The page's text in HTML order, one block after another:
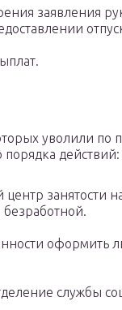
заявления
уволили по
действий:
центр занятости
оформить
службы